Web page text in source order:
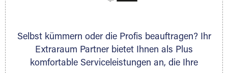
Selbst kümmern oder die Profis beauftragen? Ihr
Extraraum Partner bietet Ihnen als Plus
komfortable Serviceleistungen an, die Ihre